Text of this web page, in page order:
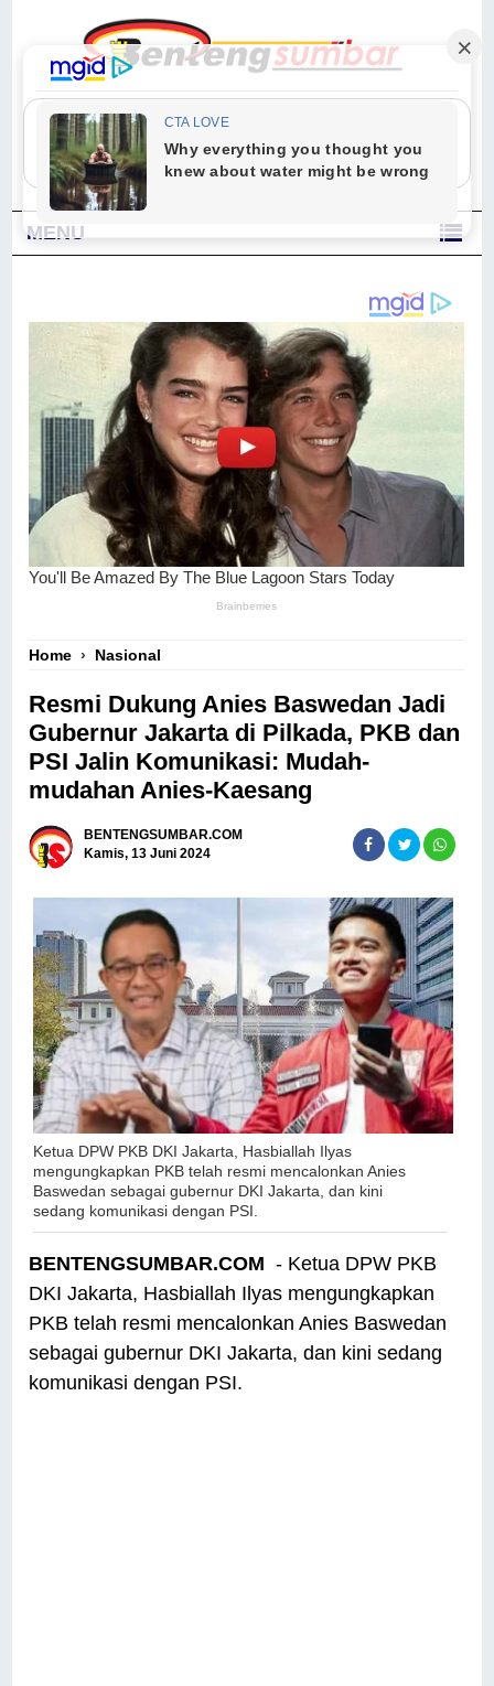
"Sesungguhnya Allah dan para malaikat-Nya berselawat untuk Nabi.
Wahai orang-orang yang beriman, berselawatlah kamu untuk Nabi dan
ucapkanlah salam dengan penuh penghormatan kepadanya." (Qs. Al
Ahzab Ayat 56)
MENU
Home › Nasional
Resmi Dukung Anies Baswedan Jadi
Gubernur Jakarta di Pilkada, PKB dan
PSI Jalin Komunikasi: Mudah-
mudahan Anies-Kaesang
BENTENGSUMBAR.COM
Kamis, 13 Juni 2024
Ketua DPW PKB DKI Jakarta, Hasbiallah Ilyas
mengungkapkan PKB telah resmi mencalonkan Anies
Baswedan sebagai gubernur DKI Jakarta, dan kini
sedang komunikasi dengan PSI.
BENTENGSUMBAR.COM - Ketua DPW PKB
DKI Jakarta, Hasbiallah Ilyas mengungkapkan
PKB telah resmi mencalonkan Anies Baswedan
sebagai gubernur DKI Jakarta, dan kini sedang
komunikasi dengan PSI.